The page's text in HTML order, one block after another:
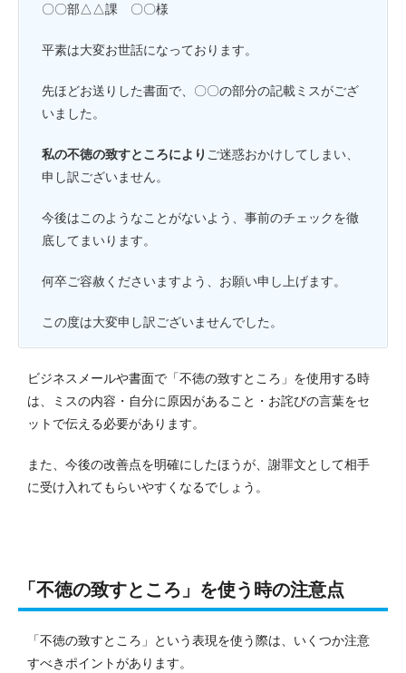
〇〇部△△課 〇〇様
平素は大変お世話になっております。
先ほどお送りした書面で、〇〇の部分の記載ミスがござ
いました。
私の不徳の致すところにより ご迷惑おかけしてしまい、
申し訳ございません。
今後はこのようなことがないよう、事前のチェックを徹
底してまいります。
何卒ご容赦くださいますよう、お願い申し上げます。
この度は大変申し訳ございませんでした。
ビジネスメールや書面で「不徳の致すところ」を使用する時
は、ミスの内容・自分に原因があること・お詫びの言葉をセ
ットで伝える必要があります。
また、今後の改善点を明確にしたほうが、謝罪文として相手
に受け入れてもらいやすくなるでしょう。
「不徳の致すところ」を使う時の注意点
「不徳の致すところ」という表現を使う際は、いくつか注意
すべきポイントがあります。